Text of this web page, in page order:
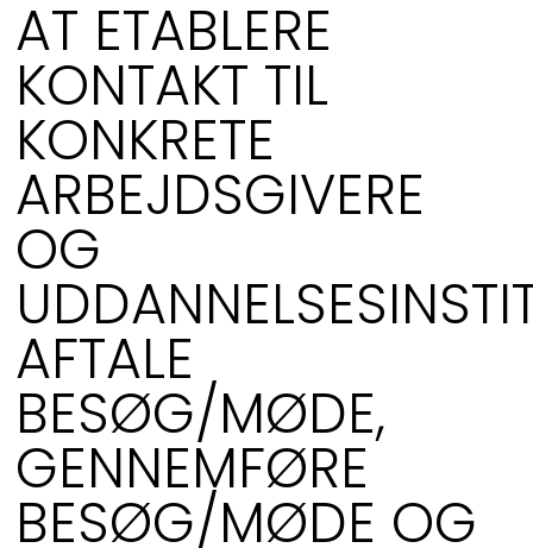
AT ETABLERE
KONTAKT TIL
KONKRETE
ARBEJDSGIVERE
OG
AFTALE
BESØG/MØDE,
GENNEMFØRE
BESØG/MØDE OG